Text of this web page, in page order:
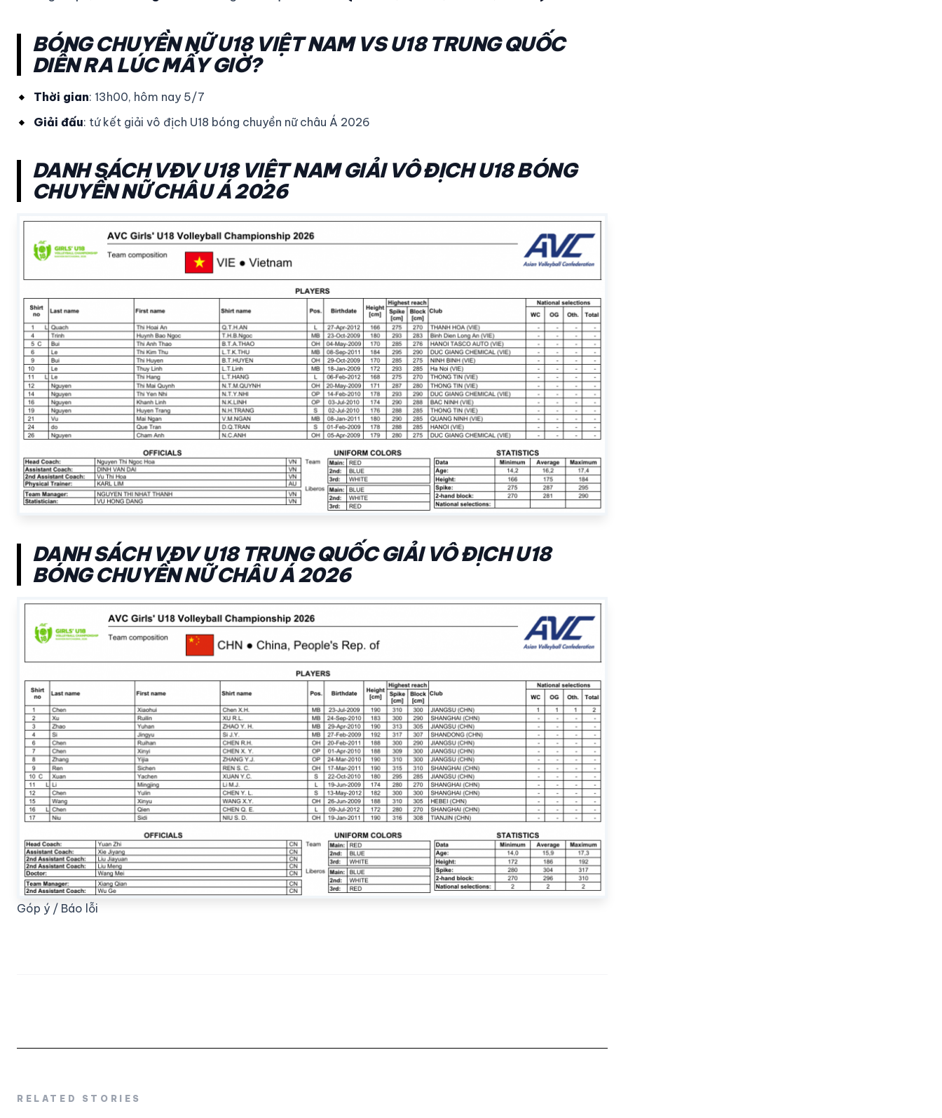
BÓNG CHUYỀN NỮ U18 VIỆT NAM VS U18 TRUNG QUỐC
DIỄN RA LÚC MẤY GIỜ?
Thời gian: 13h00, hôm nay 5/7
Giải đấu: tứ kết giải vô địch U18 bóng chuyền nữ châu Á 2026
DANH SÁCH VĐV U18 VIỆT NAM GIẢI VÔ ĐỊCH U18 BÓNG
CHUYỀN NỮ CHÂU Á 2026
DANH SÁCH VĐV U18 TRUNG QUỐC GIẢI VÔ ĐỊCH U18
BÓNG CHUYỀN NỮ CHÂU Á 2026
Góp ý / Báo lỗi
RELATED STORIES